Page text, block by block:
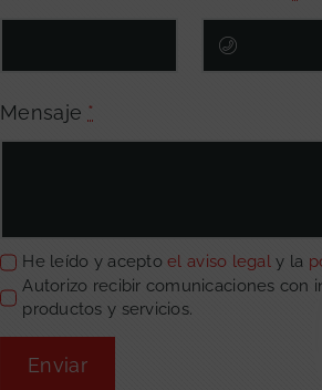
Mensaje *
He leído y aceptoel aviso legaly la
Autorizo recibir comunicaciones con
productos y servicios.
Enviar